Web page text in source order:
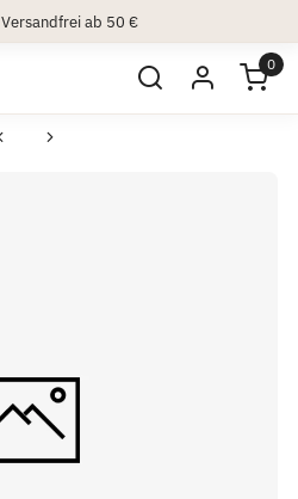
Versandfrei ab 50 €
0